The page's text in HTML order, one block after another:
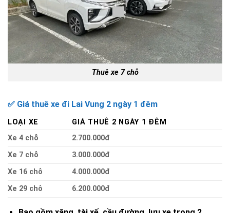
Thuê xe 7 chỗ
✅ Giá thuê xe đi Lai Vung 2 ngày 1 đêm
LOẠI XE
GIÁ THUÊ 2 NGÀY 1 ĐÊM
Xe 4 chỗ
2.700.000đ
Xe 7 chỗ
3.000.000đ
Xe 16 chỗ
4.000.000đ
Xe 29 chỗ
6.200.000đ